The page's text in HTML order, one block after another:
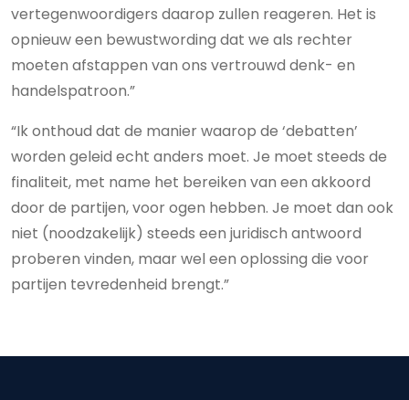
vertegenwoordigers daarop zullen reageren. Het is
opnieuw een bewustwording dat we als rechter
moeten afstappen van ons vertrouwd denk- en
handelspatroon.”
“Ik onthoud dat de manier waarop de ‘debatten’
worden geleid echt anders moet. Je moet steeds de
finaliteit, met name het bereiken van een akkoord
door de partijen, voor ogen hebben. Je moet dan ook
niet (noodzakelijk) steeds een juridisch antwoord
proberen vinden, maar wel een oplossing die voor
partijen tevredenheid brengt.”